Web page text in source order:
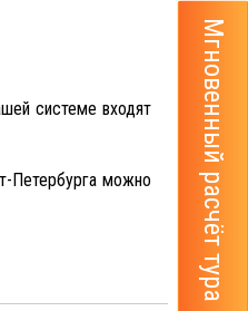
Мгновенный расчёт тура
системе входят
Петербурга можно